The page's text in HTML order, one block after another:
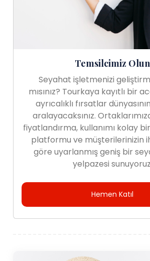
Temsilcimiz Olun
Seyahat işletmenizi
mısınız? Tourkaya kayıtlı bir
ayrıcalıklı fırsatlar
aralayacaksınız.
fiyatlandırma, kullanımı kolay
platformu ve müşterilerinizin
göre uyarlanmış geniş bir
yelpazesi
Hemen Katıl